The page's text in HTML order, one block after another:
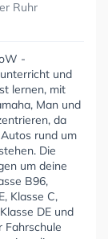
Ruhr
-
und
lernen, mit
Man und
da
rund um
Die
um deine
B96,
Klasse C,
DE und
Fahrschule